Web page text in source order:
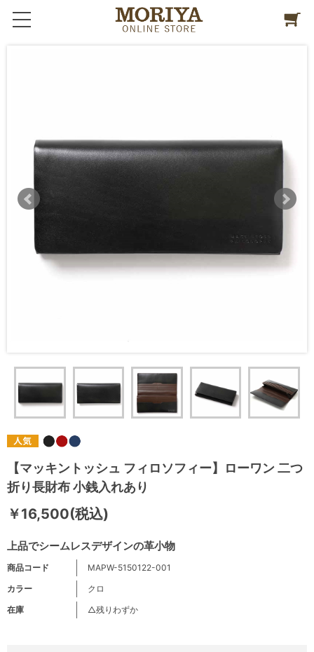
【マッキントッシュ フィロソフィー】ローワン 二つ
折り長財布 小銭入れあり
上品でシームレスデザインの革小物
￥16,500(税込)
商品コード
MAPW-5150122-001
カラー
クロ
在庫
△残りわずか